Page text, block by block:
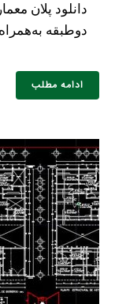
دانلود پلان
دوطبقه به‌همراه
ادامه مطلب